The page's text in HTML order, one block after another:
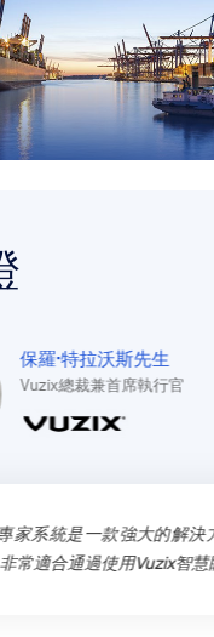
保羅·特拉沃斯先生
Vuzix總裁兼首席執行官
家系統是一款強大的解
常適合通過使用Vuzix智慧